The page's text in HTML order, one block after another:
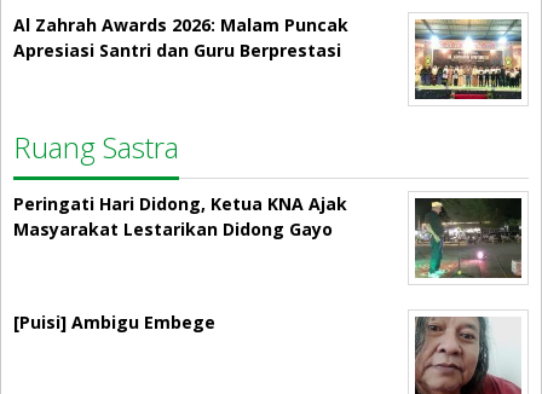
Al Zahrah Awards 2026: Malam Puncak
Apresiasi Santri dan Guru Berprestasi
Ruang Sastra
Peringati Hari Didong, Ketua KNA Ajak
Masyarakat Lestarikan Didong Gayo
[Puisi] Ambigu Embege